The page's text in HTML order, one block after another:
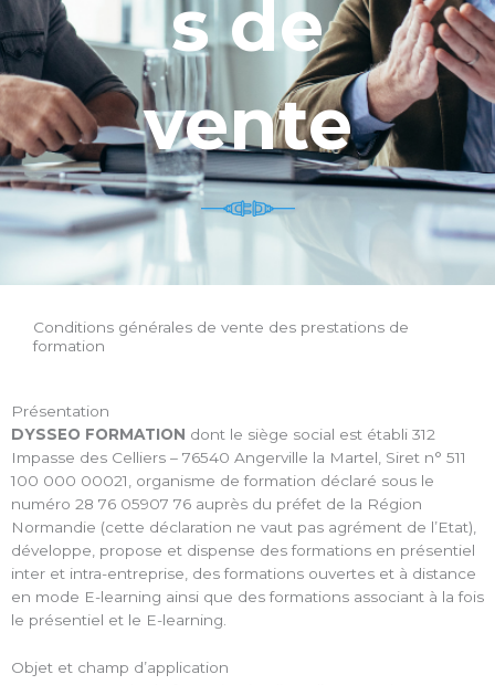
s de
vente
Conditions générales de vente des prestations de
formation
Présentation
DYSSEO FORMATION dont le siège social est établi 312
Impasse des Celliers – 76540 Angerville la Martel, Siret n° 511
100 000 00021, organisme de formation déclaré sous le
numéro 28 76 05907 76 auprès du préfet de la Région
Normandie (cette déclaration ne vaut pas agrément de l’Etat),
développe, propose et dispense des formations en présentiel
inter et intra-entreprise, des formations ouvertes et à distance
en mode E-learning ainsi que des formations associant à la fois
le présentiel et le E-learning.
Objet et champ d’application